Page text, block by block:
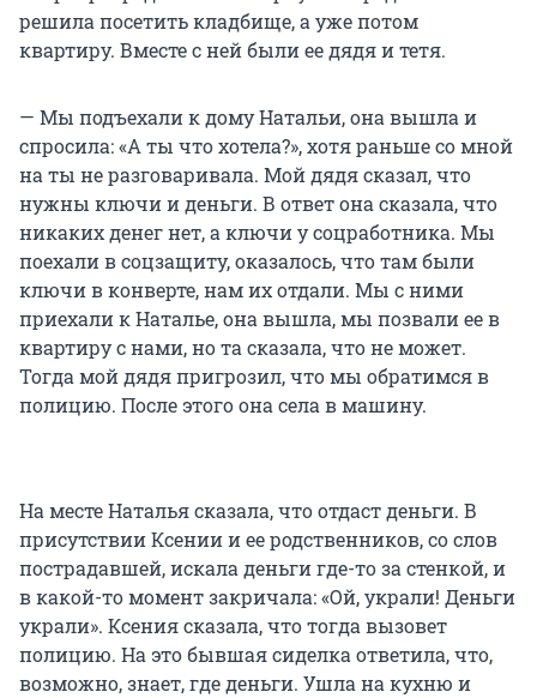
решила посетить кладбище, а уже потом
квартиру. Вместе с ней были ее дядя и тетя.
— Мы подъехали к дому Натальи, она вышла и
спросила: «А ты что хотела?», хотя раньше со мной
на ты не разговаривала. Мой дядя сказал, что
нужны ключи и деньги. В ответ она сказала, что
никаких денег нет, а ключи у соцработника. Мы
поехали в соцзащиту, оказалось, что там были
ключи в конверте, нам их отдали. Мы с ними
приехали к Наталье, она вышла, мы позвали ее в
квартиру с нами, но та сказала, что не может.
Тогда мой дядя пригрозил, что мы обратимся в
полицию. После этого она села в машину.
На месте Наталья сказала, что отдаст деньги. В
присутствии Ксении и ее родственников, со слов
пострадавшей, искала деньги где-то за стенкой, и
в какой-то момент закричала: «Ой, украли! Деньги
украли». Ксения сказала, что тогда вызовет
полицию. На это бывшая сиделка ответила, что,
возможно, знает, где деньги. Ушла на кухню и